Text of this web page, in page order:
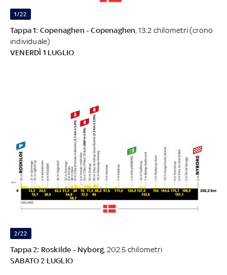
1/22
Tappa 1: Copenaghen - Copenaghen , 13.2 chilometri (crono
individuale)
VENERDÌ 1 LUGLIO
2/22
Tappa 2: Roskilde - Nyborg , 202.5 chilometri
SABATO 2 LUGLIO